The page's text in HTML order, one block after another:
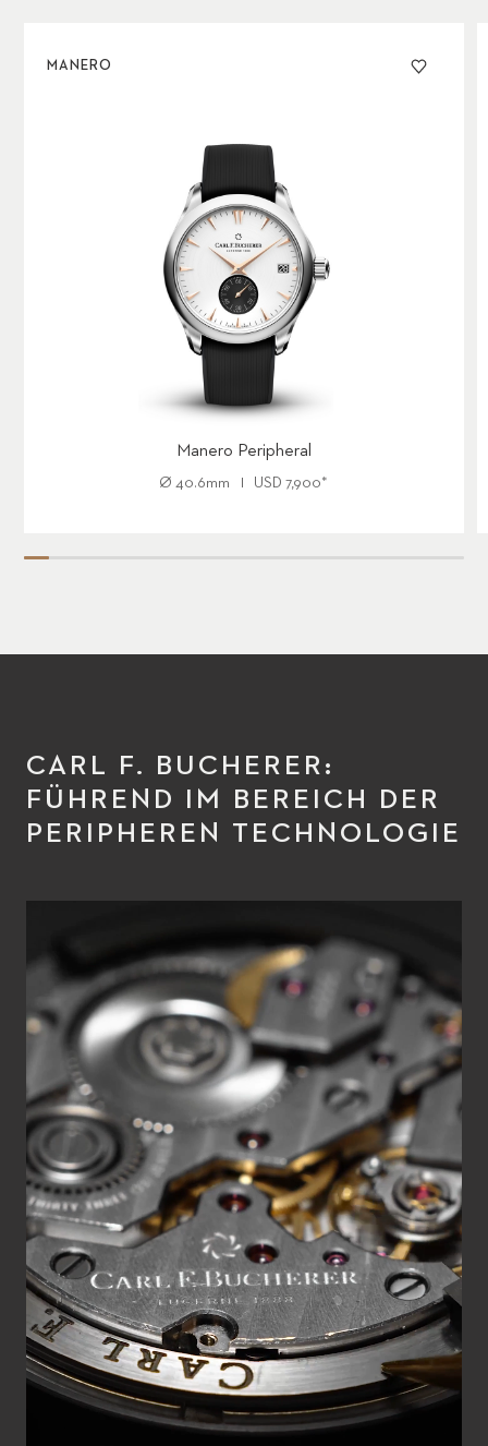
MANERO
Manero Peripheral
Ø 40.6mm USD 7,900*
CARL F. BUCHERER:
FÜHREND IM BEREICH DER
PERIPHEREN TECHNOLOGIE